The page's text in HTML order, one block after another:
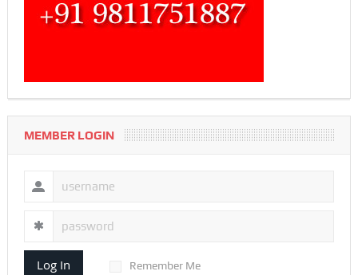
MEMBER LOGIN
Log In Remember Me